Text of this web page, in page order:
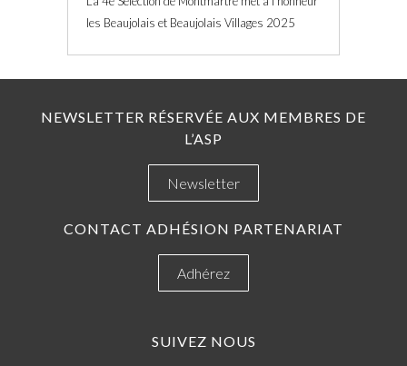
les Beaujolais et Beaujolais Villages 2025
NEWSLETTER RÉSERVÉE AUX MEMBRES DE
L’ASP
Newsletter
CONTACT ADHÉSION PARTENARIAT
Adhérez
SUIVEZ NOUS